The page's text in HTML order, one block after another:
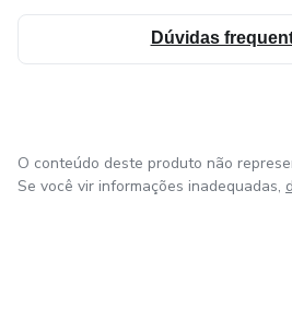
Dúvidas
O conteúdo deste produto não
Se você vir informações inadequadas,